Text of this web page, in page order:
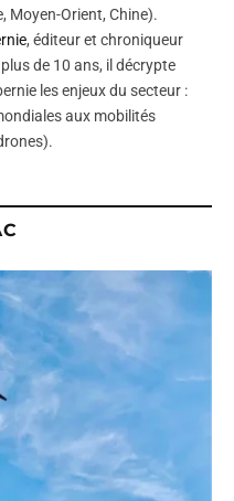
Moyen-Orient, Chine).
, éditeur et chroniqueur
de 10 ans, il décrypte
les enjeux du secteur :
aux mobilités